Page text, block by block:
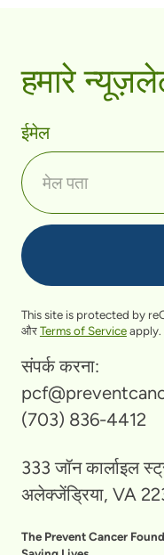
हमारे
ईमेल
This site is protected by
औरTerms of Serviceapply.
संपर्क करना:
(703) 836-4412
333 जॉन कार्लाइल
अलेक्जेंड्रिया, VA
The Prevent Cancer